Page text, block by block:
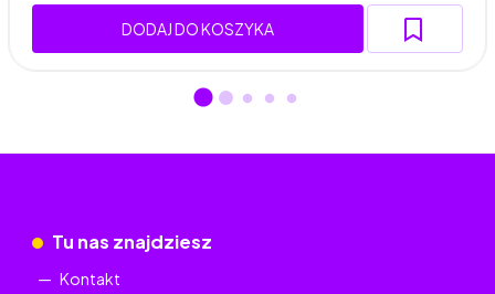
DODAJ DO KOSZYKA
Tu nas znajdziesz
Kontakt